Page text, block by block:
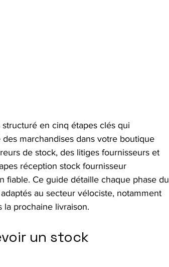
en cinq étapes clés qui
marchandises dans votre boutique
de stock, des litiges fournisseurs et
réception stock fournisseur
fiable. Ce guide détaille chaque phase du
au secteur vélociste, notamment
la prochaine livraison.
un stock